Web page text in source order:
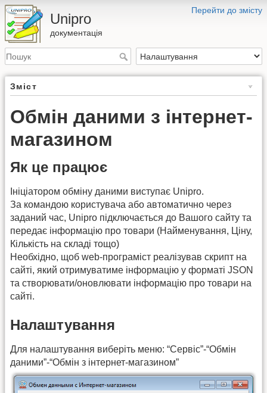
Перейти до змісту
Unipro
документація
Зміст
Обмін даними з інтернет-
магазином
Як це працює
Ініціатором обміну даними виступає Unipro.
За командою користувача або автоматично через
заданий час, Unipro підключається до Вашого сайту та
передає інформацію про товари (Найменування, Ціну,
Кількість на складі тощо)
Необхідно, щоб web-програміст реалізував скрипт на
сайті, який отримуватиме інформацію у форматі JSON
та створювати/оновлювати інформацію про товари на
сайті.
Налаштування
Для налаштування виберіть меню: “Сервіс”-“Обмін
даними”-“Обмін з інтернет-магазином”